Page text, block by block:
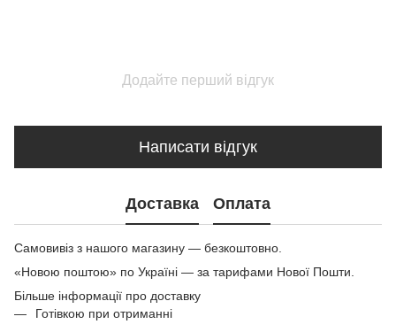
Додайте перший відгук
Написати відгук
Доставка Оплата
Самовивіз з нашого магазину — безкоштовно.
«Новою поштою» по Україні — за тарифами Нової Пошти.
Більше інформації про доставку
Готівкою при отриманні